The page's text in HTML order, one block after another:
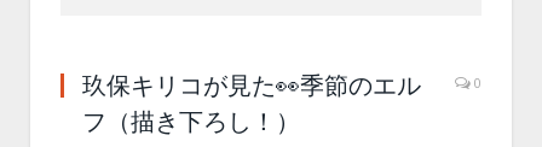
玖保キリコが見た👀季節のエル
フ（描き下ろし！）
0